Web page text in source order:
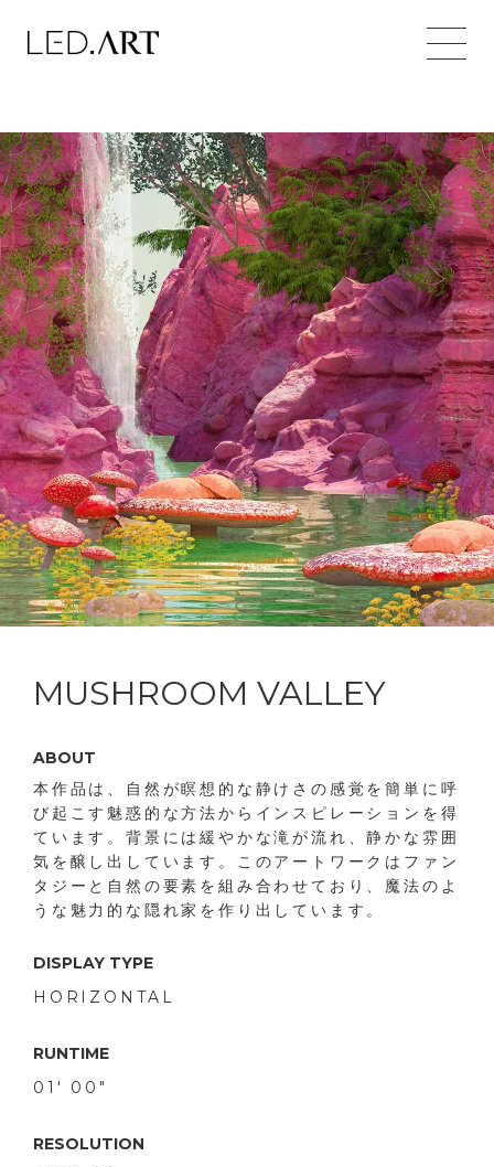
MUSHROOM VALLEY
ABOUT
本作品は、自然が瞑想的な静けさの感覚を簡単に呼
び起こす魅惑的な方法からインスピレーションを得
ています。背景には緩やかな滝が流れ、静かな雰囲
気を醸し出しています。このアートワークはファン
タジーと自然の要素を組み合わせており、魔法のよ
うな魅力的な隠れ家を作り出しています。
DISPLAY TYPE
HORIZONTAL
RUNTIME
01' 00"
RESOLUTION